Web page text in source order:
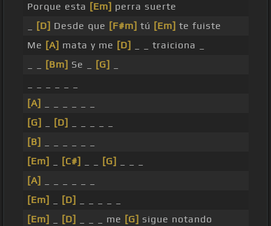
Porque esta [Em] perra suerte
[D] Desde que [F#m] tú [Em] te fuiste
Me [A] mata y me [D]
_ _ traiciona _
[Bm] Se _ [G]
[A]
[G]
[D]
[B]
[Em]
[C#] [G]
[A]
[Em]
[D]
[Em]
[D] _ _ _ me [G] sigue notando